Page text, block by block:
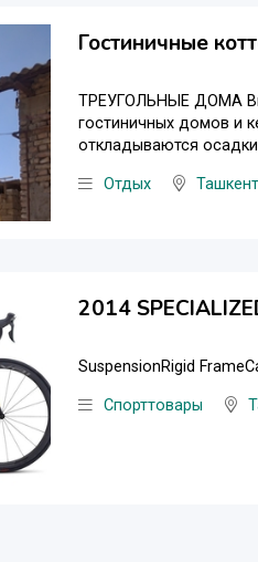
Гостиничные
ТРЕУГОЛЬНЫЕ ДОМА
гостиничных домов и
откладываются
Отдых Ташкент
2014
SuspensionRigid
Спорттовары